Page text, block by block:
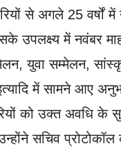
से अगले 25
उपलक्ष्य में नवंबर
युवा सम्मेलन,
में सामने आए
को उक्त अवधि के
सचिव